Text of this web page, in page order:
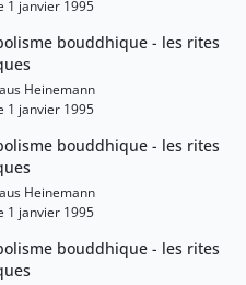
1 janvier 1995
bouddhique - les rites
Heinemann
1 janvier 1995
bouddhique - les rites
Heinemann
1 janvier 1995
bouddhique - les rites